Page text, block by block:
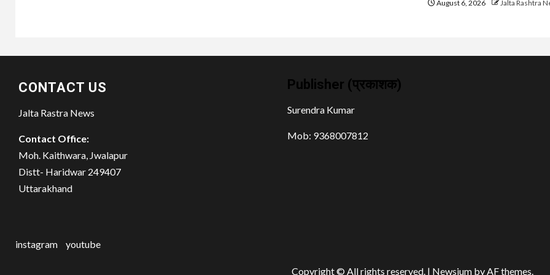
August 6, 2026 Jalta Rashtra
CONTACT US
Jalta Rastra News
Contact Office:
Moh. Kaithwara, Jwalapur
Distt- Haridwar 249407
Uttarakhand
Publisher (प्रकाशक)
Surendra Kumar
Mob: 9368007812
instagram youtube
Copyright © All rights reserved. | Newsium by AF themes.